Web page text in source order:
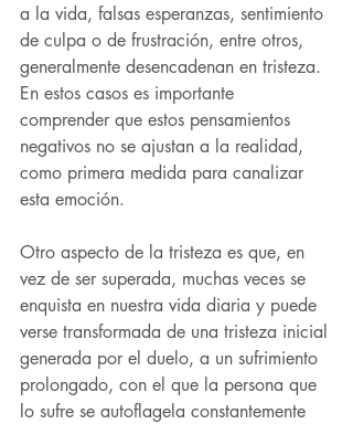
a la vida, falsas esperanzas, sentimiento
de culpa o de frustración, entre otros,
generalmente desencadenan en tristeza.
En estos casos es importante
comprender que estos pensamientos
negativos no se ajustan a la realidad,
como primera medida para canalizar
esta emoción.
Otro aspecto de la tristeza es que, en
vez de ser superada, muchas veces se
enquista en nuestra vida diaria y puede
verse transformada de una tristeza inicial
generada por el duelo, a un sufrimiento
prolongado, con el que la persona que
lo sufre se autoflagela constantemente